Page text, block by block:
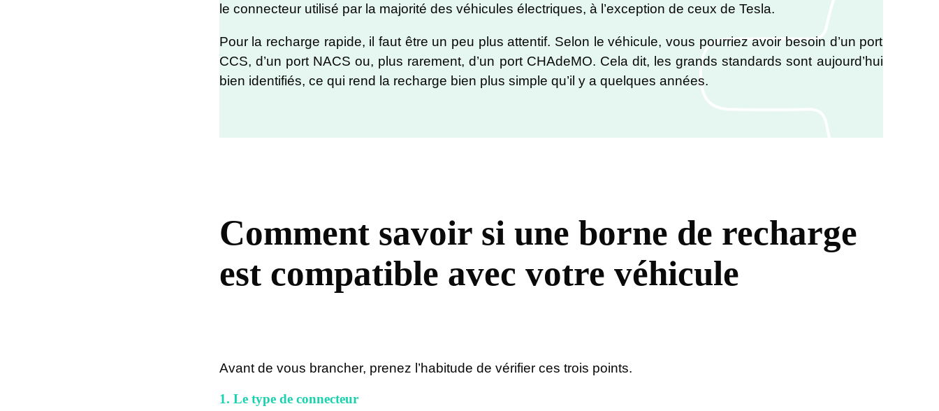
le connecteur utilisé par la majorité des véhicules électriques, à l’exception de ceux de Tesla.
Pour la recharge rapide, il faut être un peu plus attentif. Selon le véhicule, vous pourriez avoir besoin d’un port
CCS, d’un port NACS ou, plus rarement, d’un port CHAdeMO. Cela dit, les grands standards sont aujourd’hui
bien identifiés, ce qui rend la recharge bien plus simple qu’il y a quelques années.
Comment savoir si une borne de recharge
est compatible avec votre véhicule
Avant de vous brancher, prenez l’habitude de vérifier ces trois points.
1. Le type de connecteur